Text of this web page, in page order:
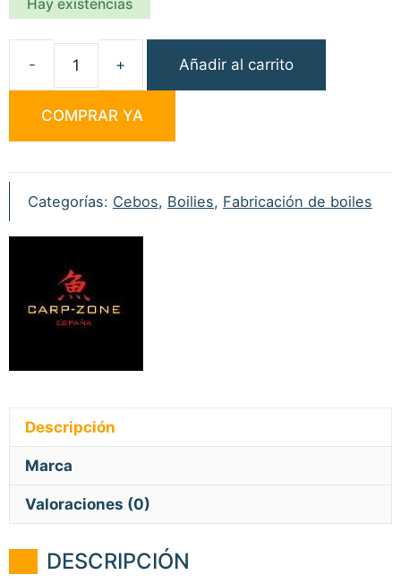
Hay existencias
Edulcorante
N-
C
Añadir al carrito
COMPRAR YA
Categorías: Cebos, Boilies, Fabricación de boiles
Descripción
Marca
Valoraciones (0)
DESCRIPCIÓN